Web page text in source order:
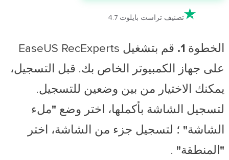
تصنيف تراست بايلوت 4.7
الخطوة 1.
قم بتشغيل EaseUS RecExperts
على جهاز الكمبيوتر الخاص بك. قبل التسجيل،
يمكنك الاختيار من بين وضعين للتسجيل.
لتسجيل الشاشة بأكملها، اختر وضع "ملء
الشاشة" ؛ لتسجيل جزء من الشاشة، اختر
"المنطقة" .